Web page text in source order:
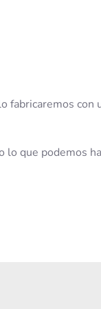
fabricaremos con
lo que podemos